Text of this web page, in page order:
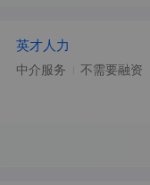
英才人力
中介服务 不需要融资